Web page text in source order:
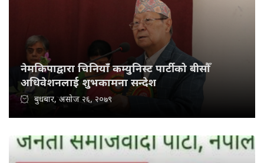
नेमकिपाद्वारा चिनियाँ कम्युनिस्ट पार्टीको बीसौँ
अधिवेशनलाई शुभकामना सन्देश
बुधबार, असोज २६, २०७९